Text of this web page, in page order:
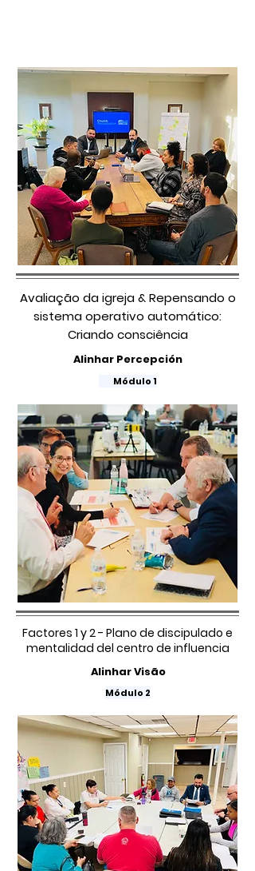
Avaliação da igreja & Repensando o
sistema operativo automático:
Criando consciência
Alinhar Percepción
Módulo 1
Factores 1 y 2 - Plano de discipulado e
mentalidad del centro de influencia
Alinhar Visão
Módulo 2